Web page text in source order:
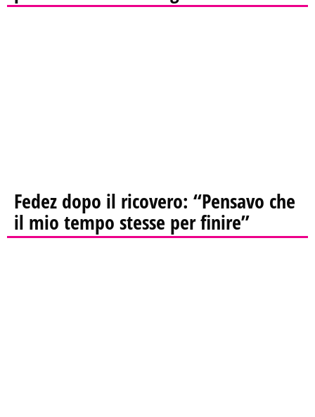
Fedez dopo il ricovero: “Pensavo che
il mio tempo stesse per finire”